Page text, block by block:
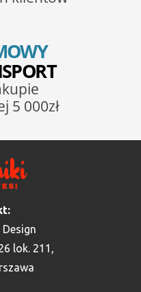
lok. 211,